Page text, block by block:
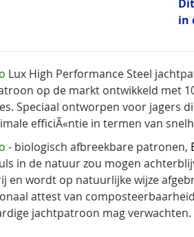
in
Lux High Performance Steel
op de markt ontwikkeld met
Speciaal ontworpen voor jagers
efficiÃ«ntie in termen van
- biologisch afbreekbare patronen,
in de natuur zou mogen
en wordt op natuurlijke wijze
attest van
jachtpatroon mag verwachten.